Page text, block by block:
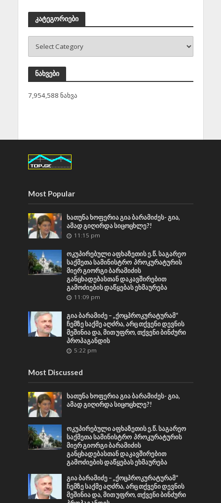
კატეგორიები
ნახვები
7,954,588 ნახვა
Most Popular
ხათუნა ხოფერია გია ბარამიძეს- გია,
ამად გიღირდა სიცოცხლე?!
11:15 pm
ოკუპირებული აფხაზეთის ე.წ. საგარეო
საქმეთა სამინისტრო პროკურატურის
მიერ გიორგი ბარამიძის
განცხადებასთან დაკავშირებით
გამოძიების დაწყებას ეხმაურება
11:09 pm
გია ბარამიძე – „ქოცპროკურატურამ“
ჩემზე საქმე აღძრა, არც თქვენი დევნის
მეშინია და, მით უფრო, თქვენი ბინძური
პროპაგანდის
5:22 pm
Most Discussed
ხათუნა ხოფერია გია ბარამიძეს- გია,
ამად გიღირდა სიცოცხლე?!
ოკუპირებული აფხაზეთის ე.წ. საგარეო
საქმეთა სამინისტრო პროკურატურის
მიერ გიორგი ბარამიძის
განცხადებასთან დაკავშირებით
გამოძიების დაწყებას ეხმაურება
გია ბარამიძე – „ქოცპროკურატურამ“
ჩემზე საქმე აღძრა, არც თქვენი დევნის
მეშინია და, მით უფრო, თქვენი ბინძური